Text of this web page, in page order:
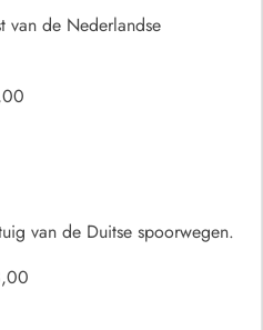
de Nederlandse
van de Duitse spoorwegen.